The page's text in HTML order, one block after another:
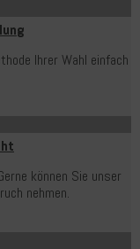
Ihrer Wahl einfach
können Sie unser
nehmen.